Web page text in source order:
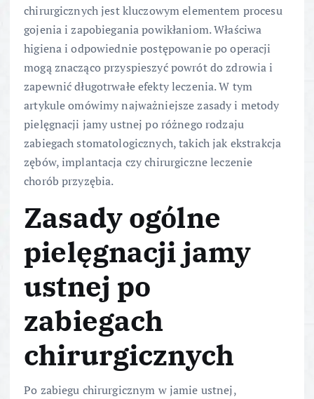
chirurgicznych jest kluczowym elementem procesu
gojenia i zapobiegania powikłaniom. Właściwa
higiena i odpowiednie postępowanie po operacji
mogą znacząco przyspieszyć powrót do zdrowia i
zapewnić długotrwałe efekty leczenia. W tym
artykule omówimy najważniejsze zasady i metody
pielęgnacji jamy ustnej po różnego rodzaju
zabiegach stomatologicznych, takich jak ekstrakcja
zębów, implantacja czy chirurgiczne leczenie
chorób przyzębia.
Zasady ogólne
pielęgnacji jamy
ustnej po
zabiegach
chirurgicznych
Po zabiegu chirurgicznym w jamie ustnej,